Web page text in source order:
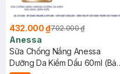
432.000 ₫702.000 ₫
Anessa
Sữa Chống Nắng Anessa
Dưỡng Da Kiềm Dầu 60ml (Bản